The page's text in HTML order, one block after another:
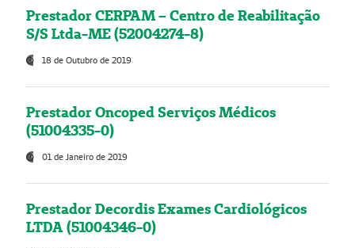
Prestador CERPAM – Centro de Reabilitação
S/S Ltda-ME (52004274-8)
18 de Outubro de 2019
Prestador Oncoped Serviços Médicos
(51004335-0)
01 de Janeiro de 2019
Prestador Decordis Exames Cardiológicos
LTDA (51004346-0)